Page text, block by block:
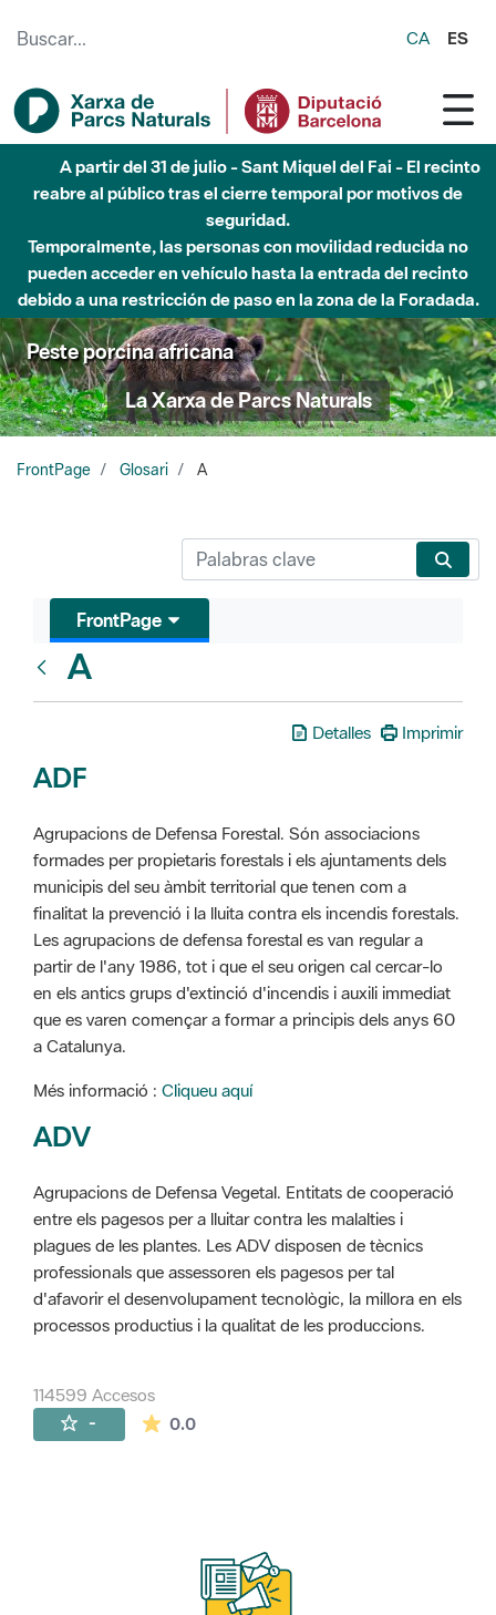
CA ES
A partir del 31 de julio - Sant Miquel del Fai - El recinto
reabre al público tras el cierre temporal por motivos de
seguridad.
Temporalmente, las personas con movilidad reducida no
pueden acceder en vehículo hasta la entrada del recinto
debido a una restricción de paso en la zona de la Foradada.
Peste porcina africana
La Xarxa de Parcs Naturals
FrontPage Glosari A
FrontPage
A
Detalles Imprimir
ADF
Agrupacions de Defensa Forestal. Són associacions
formades per propietaris forestals i els ajuntaments dels
municipis del seu àmbit territorial que tenen com a
finalitat la prevenció i la lluita contra els incendis forestals.
Les agrupacions de defensa forestal es van regular a
partir de l'any 1986, tot i que el seu origen cal cercar-lo
en els antics grups d'extinció d'incendis i auxili immediat
que es varen començar a formar a principis dels anys 60
a Catalunya.
Més informació : Cliqueu aquí
ADV
Agrupacions de Defensa Vegetal. Entitats de cooperació
entre els pagesos per a lluitar contra les malalties i
plagues de les plantes. Les ADV disposen de tècnics
professionals que assessoren els pagesos per tal
d'afavorir el desenvolupament tecnològic, la millora en els
processos productius i la qualitat de les produccions.
114599 Accesos
- 0.0La valoración media es de 0 estrellas de